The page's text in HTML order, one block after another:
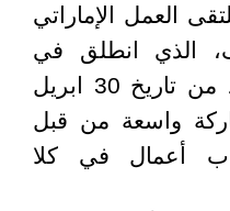
العمل الإماراتي
الذي انطلق في
العاصمة الأوزبكية طشقند من تاريخ 30 ابريل
2019، بمشاركة واسعة من قبل
أعمال في كلا